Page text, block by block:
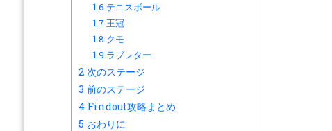
1.6 テニスボール
1.7 王冠
1.8 クモ
1.9 ラブレター
2 次のステージ
3 前のステージ
4 Findout攻略まとめ
5 おわりに